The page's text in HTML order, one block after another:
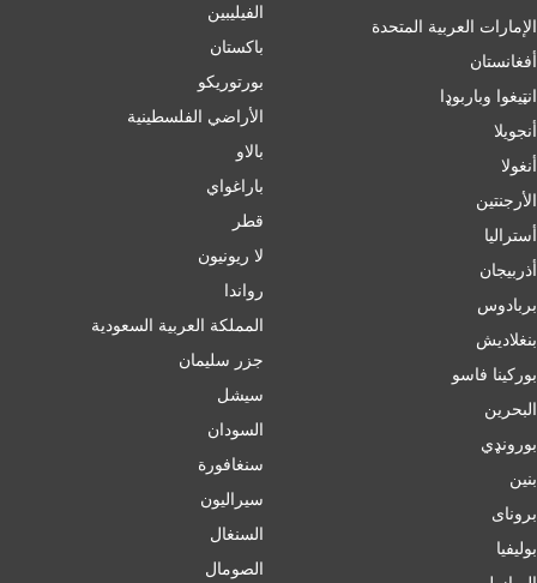
الإمارات العربية المتحدة
أفغانستان
انټیغوا وباربوډا
أنجويلا
أنغولا
الأرجنتين
أسترالیا
أذربيجان
بربادوس
بنغلاديش
بورکینا فاسو
البحرين
بورونډي
بنين
برونای
بوليفيا
الفيليبين
باكستان
بورتوريكو
الأراضي الفلسطينية
بالاو
باراغواي
قطر
لا ريونيون
رواندا
المملكة العربية السعودية
جزر سليمان
سيشل
السودان
سنغافورة
سيراليون
السنغال
الصومال